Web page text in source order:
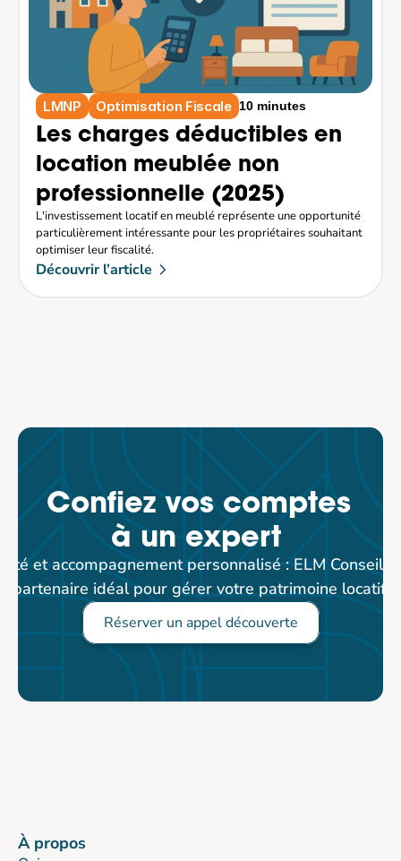
LMNP Optimisation Fiscale 10 minutes
Les charges déductibles en
location meublée non
professionnelle (2025)
L'investissement locatif en meublé représente une opportunité
particulièrement intéressante pour les propriétaires souhaitant
optimiser leur fiscalité.
Découvrir l’article
Confiez vos comptes
à un expert
et accompagnement personnalisé : ELM Conseil
partenaire idéal pour gérer votre patrimoine locatif.
Réserver un appel découverte
À propos